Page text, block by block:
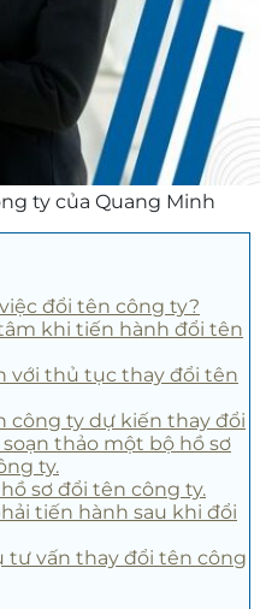
ty của Quang Minh
đổi tên công ty?
khi tiến hành đổi tên
với thủ tục thay đổi tên
công ty dự kiến thay đổi
soạn thảo một bộ hồ sơ
ty.
sơ đổi tên công ty.
tiến hành sau khi đổi
tư vấn thay đổi tên công